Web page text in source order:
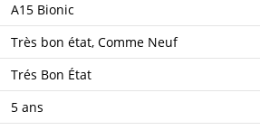
A15 Bionic
Très bon état, Comme Neuf
Trés Bon État
5 ans